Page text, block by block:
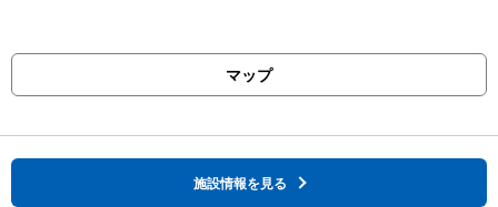
マップ
施設情報を見る